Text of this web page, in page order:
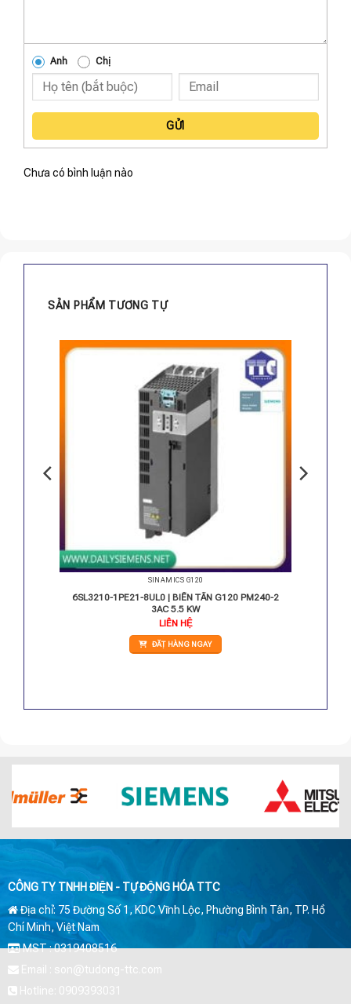
Anh Chị
GỬI
Chưa có bình luận nào
SẢN PHẨM TƯƠNG TỰ
SINAMICS G120
6SL3210-1PE21-8UL0 | BIẾN TẦN G120 PM240-2
3AC 5.5 KW
LIÊN HỆ
ĐẶT HÀNG NGAY
CÔNG TY TNHH ĐIỆN - TỰ ĐỘNG HÓA TTC
Địa chỉ: 75 Đường Số 1, KDC Vĩnh Lộc, Phường Bình Tân, TP. Hồ
Chí Minh, Việt Nam
MST : 0319408516
Email : son@tudong-ttc.com
Hotline: 0909393031